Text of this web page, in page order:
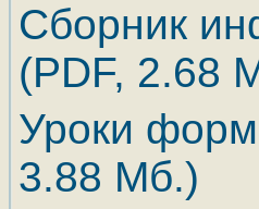
Сборник
(PDF, 2.68
Уроки
3.88 Мб.)